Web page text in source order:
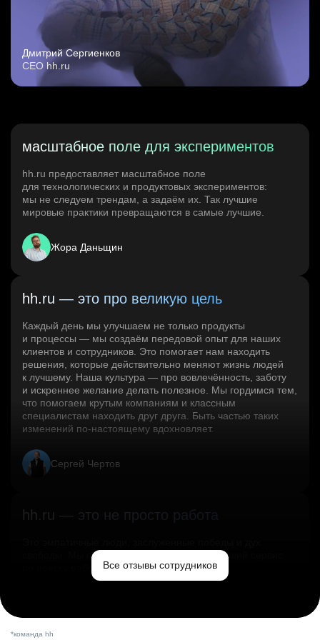
Дмитрий Сергиенков
CEO hh.ru
масштабное поле для экспериментов
hh.ru предоставляет масштабное поле
для технологических и продуктовых экспериментов:
мы не следуем трендам, а задаём их. Так лучшие
мировые практики превращаются в самые лучшие.
Жора Даньщин
hh.ru — это про великую цель
Каждый день мы улучшаем не только продукты
и процессы — мы создаём передовой опыт для наших
клиентов и сотрудников. Это помогает нам находить
решения, которые действительно меняют жизнь людей
к лучшему. Наша культура — про вовлечённость, заботу
и искреннее желание делать полезное. Мы гордимся тем,
что помогаем крутым компаниям и классным
специалистам находить друг друга. Быть частью таких
изменений по‑настоящему вдохновляет.
Сергей Чертов
hh.ru — это не просто работа
свободы. Мы помогаем миру и создаём лучший сервис
по поиску работы в стране.Все отзывы сотрудников
*команда hh